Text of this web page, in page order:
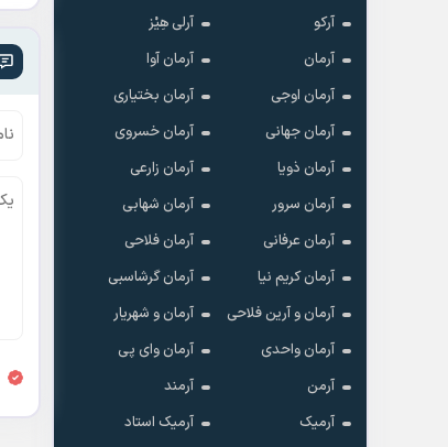
آرکو
آرلی هِیْز
آرمان
آرمان آوا
آرمان اوجی
آرمان بختیاری
آرمان جهانی
آرمان خسروی
آرمان ذویا
آرمان زارعی
آرمان سرور
آرمان شهابی
آرمان عرفانی
آرمان فلاحی
آرمان کریم نیا
آرمان گرشاسبی
آرمان و آرین فلاحی
آرمان و شهریار
آرمان واحدی
آرمان وای پی
آرمن
آرمند
آرمیک
آرمیک استاد